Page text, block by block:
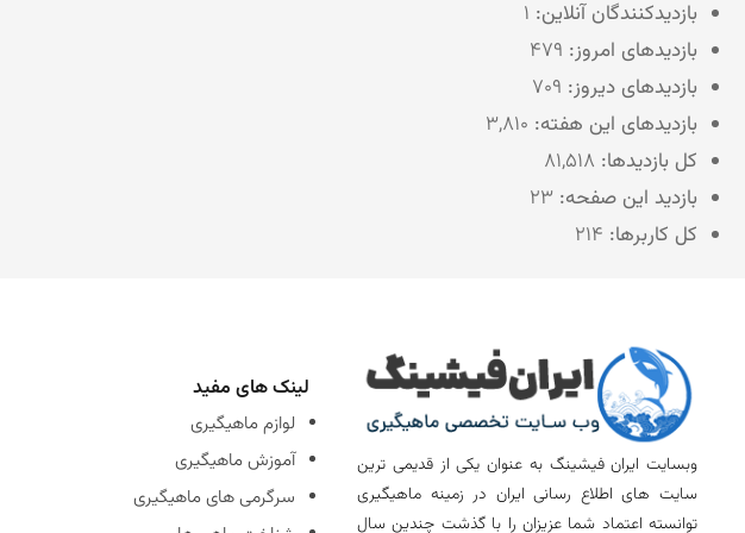
بازدیدکنندگان آنلاین: 1
بازدیدهای امروز: 479
بازدیدهای دیروز: 709
بازدیدهای این هفته: 3,810
کل بازدیدها: 81,518
بازدید این صفحه: 23
کل کاربرها: 214
وبسایت ایران فیشینگ به عنوان یکی از قدیمی ترین
سایت های اطلاع رسانی ایران در زمینه ماهیگیری
توانسته اعتماد شما عزیزان را با گذشت چندین سال
لینک های مفید
لوازم ماهیگیری
آموزش ماهیگیری
سرگرمی های ماهیگیری